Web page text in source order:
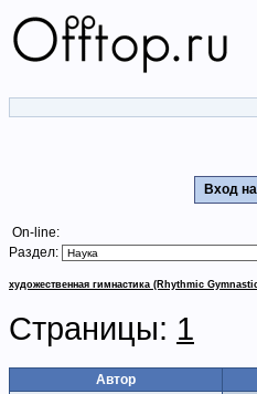
Вход
On-line:
Раздел:
художественная гимнастика (Rhythmic
Страницы: 1
Автор